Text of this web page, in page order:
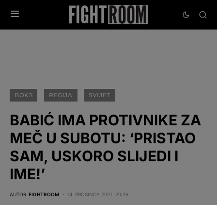
BOKS REGIJA SVIJET
BABIĆ IMA PROTIVNIKE ZA
MEČ U SUBOTU: ‘PRISTAO
SAM, USKORO SLIJEDI I
IME!’
AUTOR FIGHTROOM 14. PROSINCA 2021. 20:26